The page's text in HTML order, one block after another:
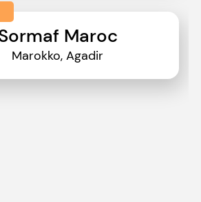
Maroc
Marokko, Agadir